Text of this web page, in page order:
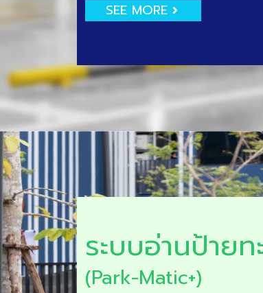
SEE MORE
ระบบอ่านป้ายท
(Park-Matic+)